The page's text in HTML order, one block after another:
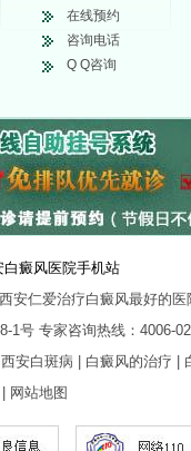
在线预约
咨询电话
Q Q咨询
白癜风医院手机站
西安仁爱治疗白癜风最好的医
1号 专家咨询热线：4006-
西安白斑病 白癜风的治疗
网站地图